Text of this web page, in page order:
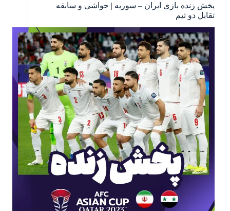
پخش زنده بازی ایران – سوریه | حواشی و سابقه
تقابل دو تیم